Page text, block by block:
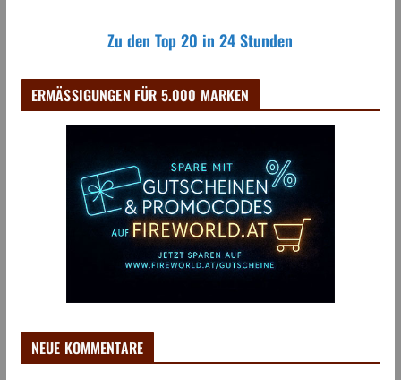
Zu den Top 20 in 24 Stunden
ERMÄSSIGUNGEN FÜR 5.000 MARKEN
NEUE KOMMENTARE